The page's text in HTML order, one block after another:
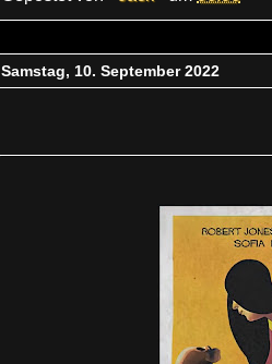
Samstag, 10. September 2022